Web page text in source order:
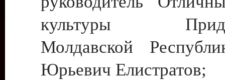
культуры
Молдавской
Юрьевич Елистратов;